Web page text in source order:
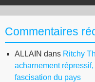
Commentaires
ALLAIN dans Ritchy
acharnement
fascisation du pays